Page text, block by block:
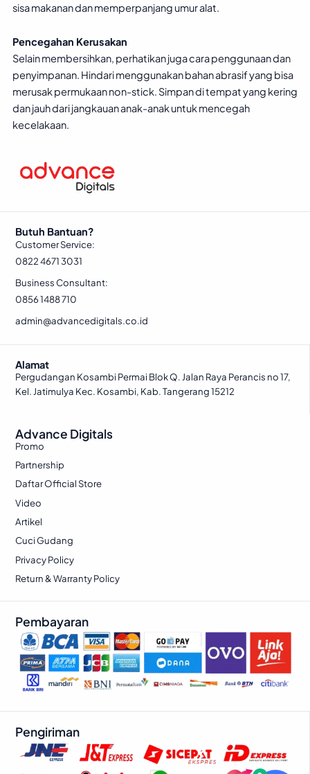
sisa makanan dan memperpanjang umur alat.
Pencegahan Kerusakan
Selain membersihkan, perhatikan juga cara penggunaan dan
penyimpanan. Hindari menggunakan bahan abrasif yang bisa
merusak permukaan non-stick. Simpan di tempat yang kering
dan jauh dari jangkauan anak-anak untuk mencegah
kecelakaan.
Butuh Bantuan?
Customer Service:
0822 4671 3031
Business Consultant:
0856 1488 710
admin@advancedigitals.co.id
Alamat
Pergudangan Kosambi Permai Blok Q. Jalan Raya Perancis no 17,
Kel. Jatimulya Kec. Kosambi, Kab. Tangerang 15212
Advance Digitals
Promo
Partnership
Daftar Official Store
Video
Artikel
Cuci Gudang
Privacy Policy
Return & Warranty Policy
Pembayaran
Pengiriman